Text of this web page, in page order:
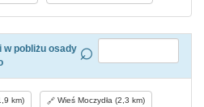
w pobliżu osady
km) Wieś Moczydła (2,3 km)